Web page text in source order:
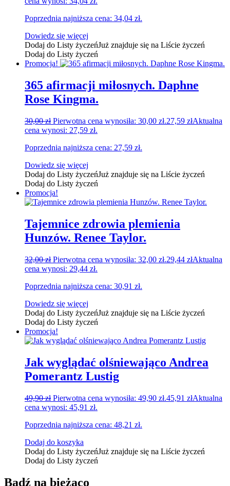
Poprzednia najniższa cena: 34,04 zł.
Dowiedz się więcej
Dodaj do Listy życzeńJuż znajduje się na Liście życzeń
Dodaj do Listy życzeń
Promocja!
365 afirmacji miłosnych. Daphne
Rose Kingma.
30,00zł Pierwotna cena wynosiła: 30,00 zł.27,59 złAktualna
cena wynosi: 27,59 zł.
Poprzednia najniższa cena: 27,59 zł.
Dowiedz się więcej
Dodaj do Listy życzeńJuż znajduje się na Liście życzeń
Dodaj do Listy życzeń
Promocja!
Tajemnice zdrowia plemienia
Hunzów. Renee Taylor.
32,00zł Pierwotna cena wynosiła: 32,00 zł.29,44 złAktualna
cena wynosi: 29,44 zł.
Poprzednia najniższa cena: 30,91 zł.
Dowiedz się więcej
Dodaj do Listy życzeńJuż znajduje się na Liście życzeń
Dodaj do Listy życzeń
Promocja!
Jak wyglądać olśniewająco Andrea
Pomerantz Lustig
49,90zł Pierwotna cena wynosiła: 49,90 zł.45,91 złAktualna
cena wynosi: 45,91 zł.
Poprzednia najniższa cena: 48,21 zł.
Dodaj do koszyka
Dodaj do Listy życzeńJuż znajduje się na Liście życzeń
Dodaj do Listy życzeń
Bądź na bieżąco